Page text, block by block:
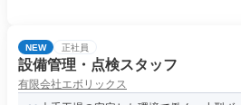
NEW 正社員
設備管理・点検スタッフ
有限会社エボリックス